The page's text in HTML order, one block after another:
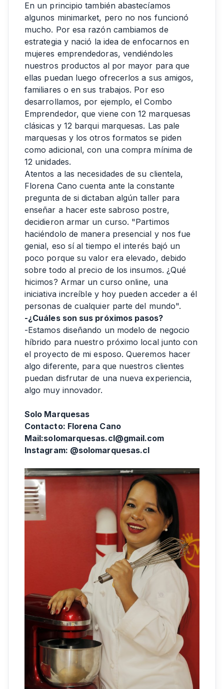
En un principio también abastecíamos
algunos minimarket, pero no nos funcionó
mucho. Por esa razón cambiamos de
estrategia y nació la idea de enfocarnos en
mujeres emprendedoras, vendiéndoles
nuestros productos al por mayor para que
ellas puedan luego ofrecerlos a sus amigos,
familiares o en sus trabajos. Por eso
desarrollamos, por ejemplo, el Combo
Emprendedor, que viene con 12 marquesas
clásicas y 12 barqui marquesas. Las pale
marquesas y los otros formatos se piden
como adicional, con una compra mínima de
12 unidades.
Atentos a las necesidades de su clientela,
Florena Cano cuenta ante la constante
pregunta de si dictaban algún taller para
enseñar a hacer este sabroso postre,
decidieron armar un curso. "Partimos
haciéndolo de manera presencial y nos fue
genial, eso sí al tiempo el interés bajó un
poco porque su valor era elevado, debido
sobre todo al precio de los insumos. ¿Qué
hicimos? Armar un curso online, una
iniciativa increíble y hoy pueden acceder a él
personas de cualquier parte del mundo".
-¿Cuáles son sus próximos pasos?
-Estamos diseñando un modelo de negocio
híbrido para nuestro próximo local junto con
el proyecto de mi esposo. Queremos hacer
algo diferente, para que nuestros clientes
puedan disfrutar de una nueva experiencia,
algo muy innovador.
Solo Marquesas
Contacto: Florena Cano
Mail:solomarquesas.cl@gmail.com
Instagram: @solomarquesas.cl